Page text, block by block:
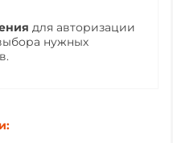
для авторизации
нужных